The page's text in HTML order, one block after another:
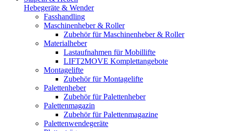
Hebegeräte & Wender
Fasshandling
Maschinenheber & Roller
Zubehör für Maschinenheber & Roller
Materialheber
Lastaufnahmen für Mobillifte
LIFT2MOVE Komplettangebote
Montagelifte
Zubehör für Montagelifte
Palettenheber
Zubehör für Palettenheber
Palettenmagazin
Zubehör für Palettenmagazine
Palettenwendegeräte